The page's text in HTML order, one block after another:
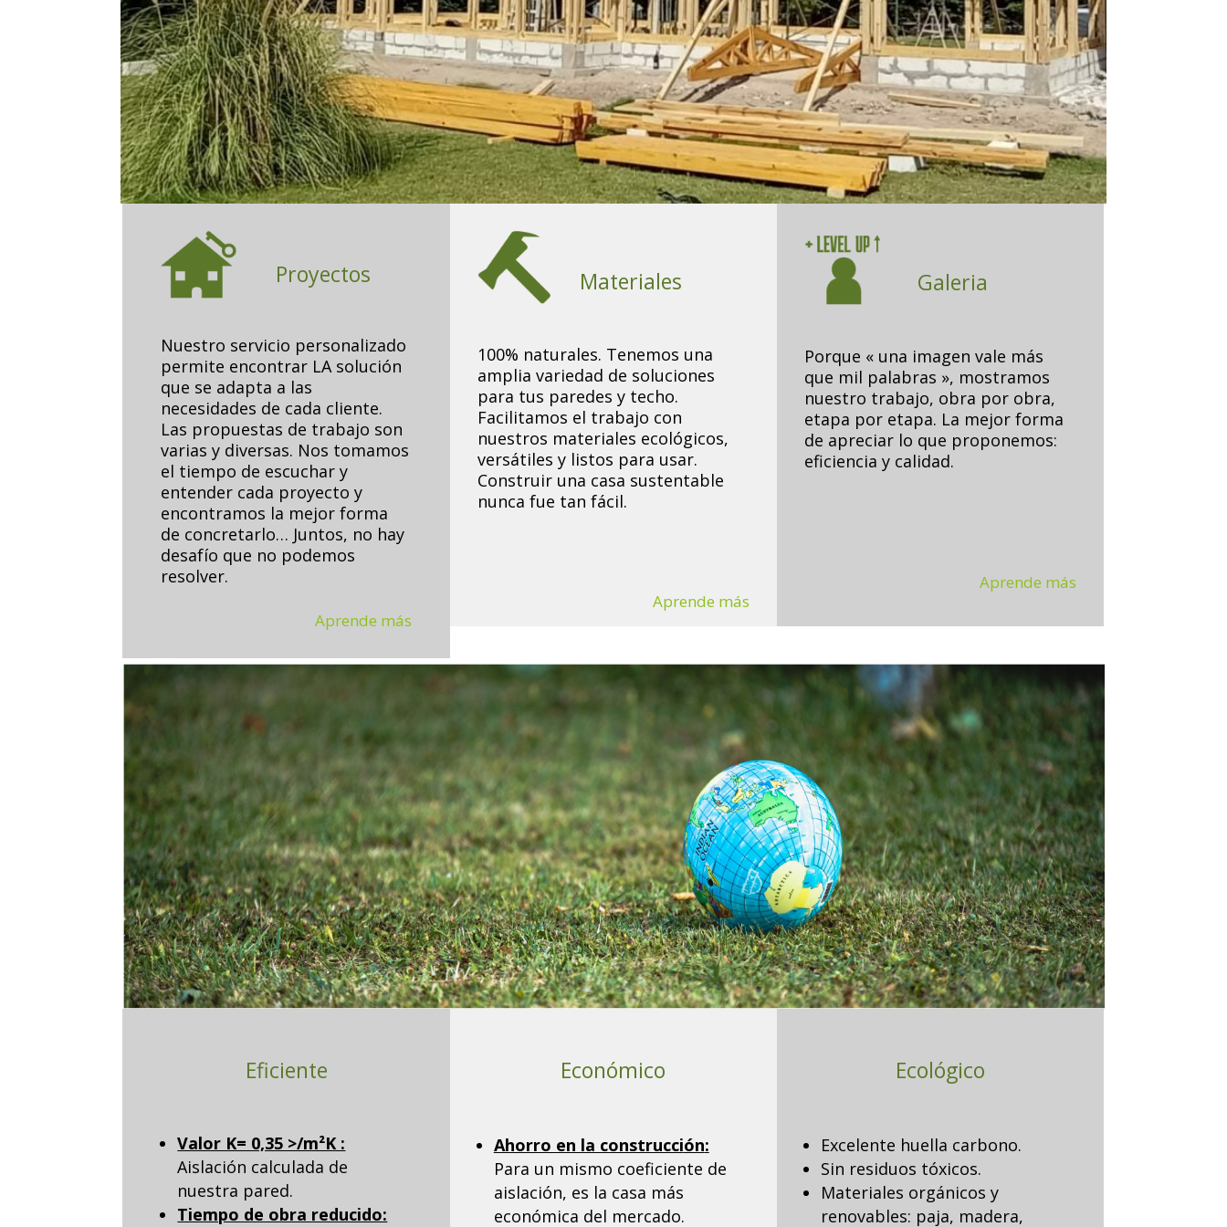
Proyectos
Nuestro servicio personalizado
permite encontrar LA solución
que se adapta a las
necesidades de cada cliente.
Las propuestas de trabajo son
varias y diversas. Nos tomamos
el tiempo de escuchar y
entender cada proyecto y
encontramos la mejor forma
de concretarlo… Juntos, no hay
desafío que no podemos
resolver.
Aprende más
Materiales
100% naturales. Tenemos una
amplia variedad de soluciones
para tus paredes y techo.
Facilitamos el trabajo con
nuestros materiales ecológicos,
versátiles y listos para usar.
Construir una casa sustentable
nunca fue tan fácil.
Aprende más
Galeria
Porque « una imagen vale más
que mil palabras », mostramos
nuestro trabajo, obra por obra,
etapa por etapa. La mejor forma
de apreciar lo que proponemos:
eficiencia y calidad.
Aprende más
Eficiente
Valor K= 0,35 >/m²K :
Aislación calculada de
nuestra pared.
Tiempo de obra reducido:
Económico
Ahorro en la construcción:
Para un mismo coeficiente de
aislación, es la casa más
económica del mercado.
Ecológico
Excelente huella carbono.
Sin residuos tóxicos.
Materiales orgánicos y
renovables: paja, madera,